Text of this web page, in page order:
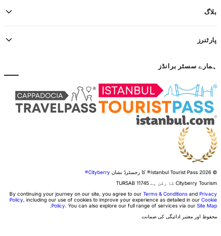
بلاگ
پارٹنرز
ہمارے سسٹر برانڈز
© 2026 Istanbul Tourist Pass® کا رجسٹرڈ نشان Cityberry®
Cityberry Tourism کا رکن ہے
TURSAB 11745
By continuing your journey on our site, you agree to our Terms & Conditions and Privacy
Policy, including our use of cookies to improve your experience as detailed in our Cookie
Policy. You can also explore our full range of services via our Site Map
.
محفوظ اور معتبر ادائیگی کی ضمانت